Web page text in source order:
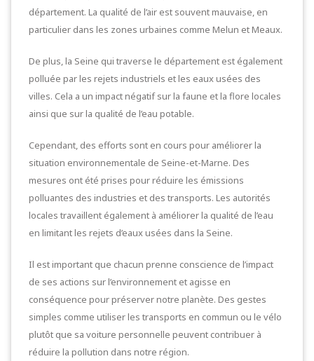
département. La qualité de l’air est souvent mauvaise, en
particulier dans les zones urbaines comme Melun et Meaux.
De plus, la Seine qui traverse le département est également
polluée par les rejets industriels et les eaux usées des
villes. Cela a un impact négatif sur la faune et la flore locales
ainsi que sur la qualité de l’eau potable.
Cependant, des efforts sont en cours pour améliorer la
situation environnementale de Seine-et-Marne. Des
mesures ont été prises pour réduire les émissions
polluantes des industries et des transports. Les autorités
locales travaillent également à améliorer la qualité de l’eau
en limitant les rejets d’eaux usées dans la Seine.
Il est important que chacun prenne conscience de l’impact
de ses actions sur l’environnement et agisse en
conséquence pour préserver notre planète. Des gestes
simples comme utiliser les transports en commun ou le vélo
plutôt que sa voiture personnelle peuvent contribuer à
réduire la pollution dans notre région.